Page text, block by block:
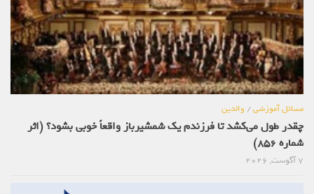
مسائل آموزشی/ والدین
چقدر طول می‌کشد تا فرزندم یک شمشیرباز واقعاً خوبی بشود؟ (اثر
شماره 856)
7 آگوست, 2026